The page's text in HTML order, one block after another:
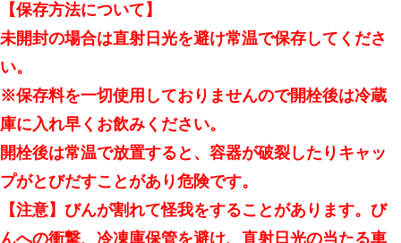
【保存方法について】
未開封の場合は直射日光を避け常温で保存してくださ
い。
※保存料を一切使用しておりませんので開栓後は冷蔵
庫に入れ早くお飲みください。
開栓後は常温で放置すると、容器が破裂したりキャッ
プがとびだすことがあり危険です。
【注意】びんが割れて怪我をすることがあります。び
んへの衝撃、冷凍庫保管を避け、直射日光の当たる車